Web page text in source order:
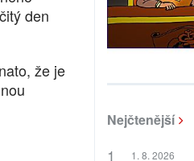
den
že je
Nejčtenější
1. 8. 2026